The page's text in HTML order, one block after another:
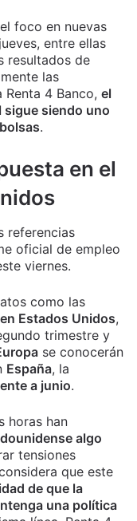
foco en nuevas
entre ellas
resultados de
las
4 Banco, el
sigue siendo uno
.
en el
referencias
oficial de empleo
viernes.
como las
Estados Unidos,
trimestre y
se conocerán
España, la
a junio.
horas han
algo
tensiones
que este
de que la
una política